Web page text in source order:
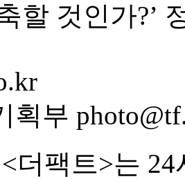
할 것인가?’
획부
더팩트>는